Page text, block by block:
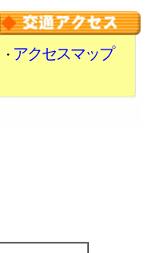
・ アクセスマップ